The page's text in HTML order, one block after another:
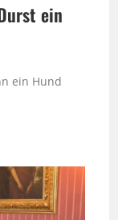
ein
ein Hund